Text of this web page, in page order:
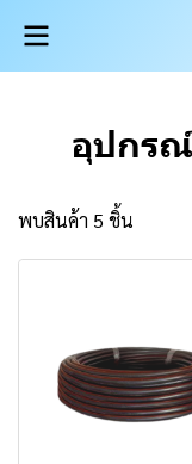
อุปกรณ์
พบสินค้า 5 ชิ้น